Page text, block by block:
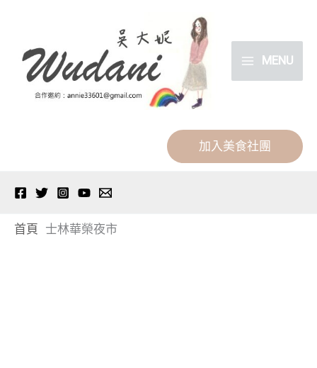
MENU
加入美食社團
首頁 士林華榮夜市